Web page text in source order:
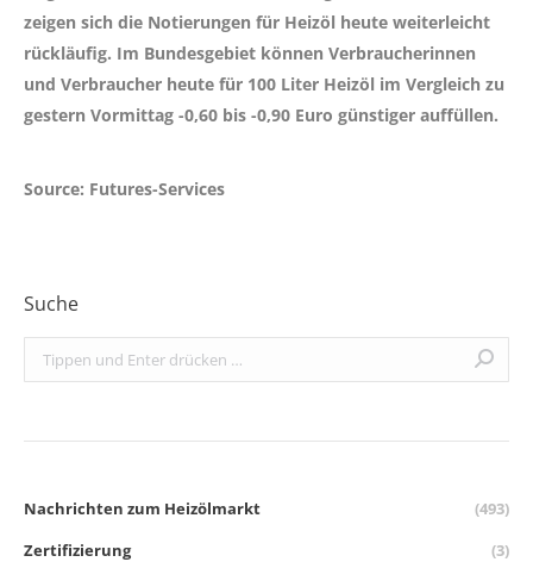
zeigen sich die Notierungen für Heizöl heute weiterleicht
rückläufig. Im Bundesgebiet können Verbraucherinnen
und Verbraucher heute für 100 Liter Heizöl im Vergleich zu
gestern Vormittag -0,60 bis -0,90 Euro günstiger auffüllen.
Source: Futures-Services
Suche
Search:
Nachrichten zum Heizölmarkt
(493)
Zertifizierung
(3)